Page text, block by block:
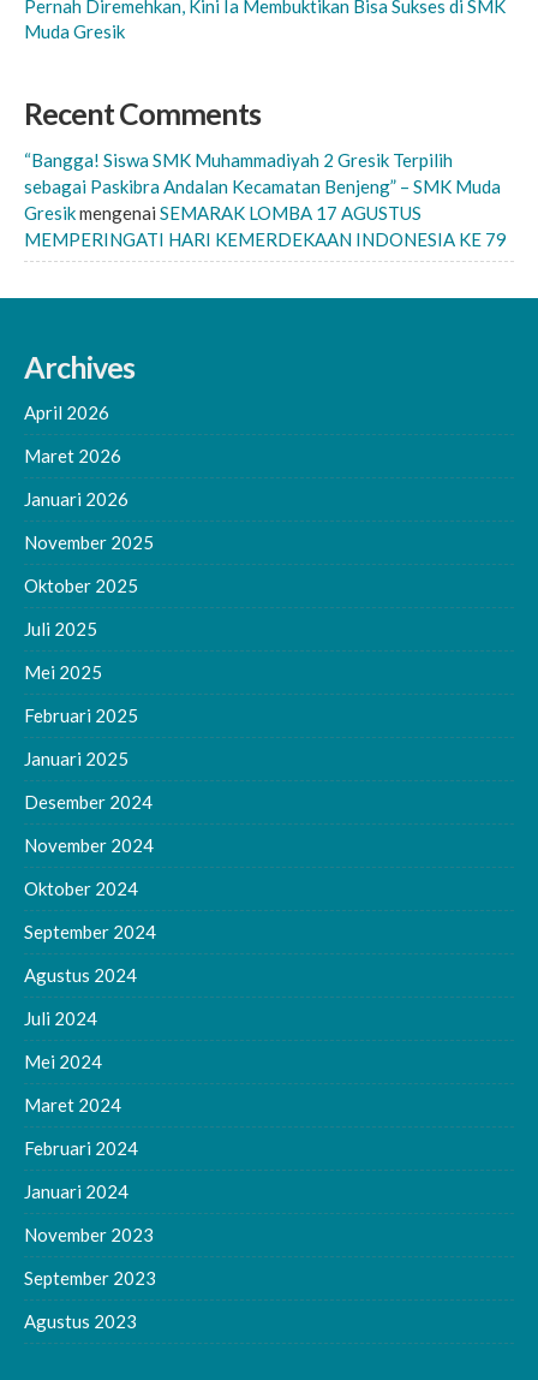
Pernah Diremehkan, Kini Ia Membuktikan Bisa Sukses di SMK
Muda Gresik
Recent Comments
“Bangga! Siswa SMK Muhammadiyah 2 Gresik Terpilih
sebagai Paskibra Andalan Kecamatan Benjeng” – SMK Muda
Gresikmengenai SEMARAK LOMBA 17 AGUSTUS
MEMPERINGATI HARI KEMERDEKAAN INDONESIA KE 79
Archives
April 2026
Maret 2026
Januari 2026
November 2025
Oktober 2025
Juli 2025
Mei 2025
Februari 2025
Januari 2025
Desember 2024
November 2024
Oktober 2024
September 2024
Agustus 2024
Juli 2024
Mei 2024
Maret 2024
Februari 2024
Januari 2024
November 2023
September 2023
Agustus 2023